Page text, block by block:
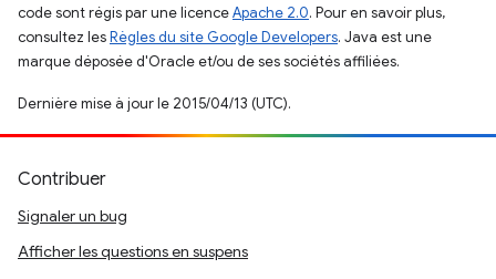
code sont régis par une licenceApache 2.0. Pour en savoir plus,
consultez lesRègles du site Google Developers. Java est une
marque déposée d'Oracle et/ou de ses sociétés affiliées.
Dernière mise à jour le 2015/04/13 (UTC).
Contribuer
Signaler un bug
Afficher les questions en suspens